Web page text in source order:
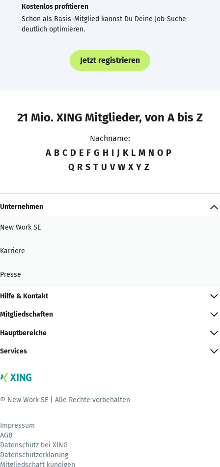
Kostenlos profitieren
Schon als Basis-Mitglied kannst Du Deine Job-Suche
deutlich optimieren.
Jetzt registrieren
21 Mio. XING Mitglieder, von A bis Z
Nachname:
A B C D E F G H I J K L M N O P
Q R S T U V W X Y Z
Unternehmen
New Work SE
Karriere
Presse
Hilfe & Kontakt
Mitgliedschaften
Hauptbereiche
Services
© New Work SE | Alle Rechte vorbehalten
Impressum
AGB
Datenschutz bei XING
Datenschutzerklärung
Mitgliedschaft kündigen